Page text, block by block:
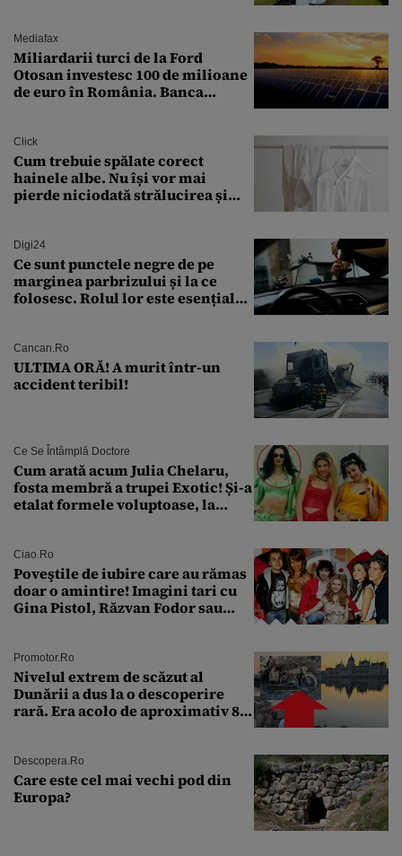
Mediafax
Miliardarii turci de la Ford
Otosan investesc 100 de milioane
de euro în România. Banca
Click
Cum trebuie spălate corect
hainele albe. Nu își vor mai
pierde niciodată strălucirea și
Digi24
Ce sunt punctele negre de pe
marginea parbrizului și la ce
folosesc. Rolul lor este esențial
Cancan.ro
ULTIMA ORĂ! A murit într-un
accident teribil!
Ce Se Întâmplă Doctore
Cum arată acum Julia Chelaru,
fosta membră a trupei Exotic! Și-a
etalat formele voluptoase, la
Ciao.ro
Poveştile de iubire care au rămas
doar o amintire! Imagini tari cu
Gina Pistol, Răzvan Fodor sau
Promotor.ro
Nivelul extrem de scăzut al
Dunării a dus la o descoperire
rară. Era acolo de aproximativ 80
Descopera.ro
Care este cel mai vechi pod din
Europa?